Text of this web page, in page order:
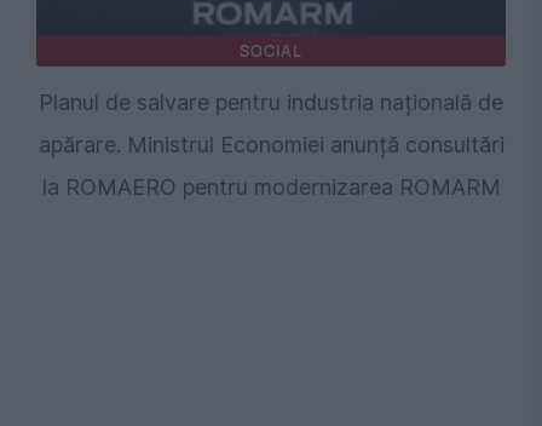
SOCIAL
Planul de salvare pentru industria națională de
apărare. Ministrul Economiei anunță consultări
la ROMAERO pentru modernizarea ROMARM